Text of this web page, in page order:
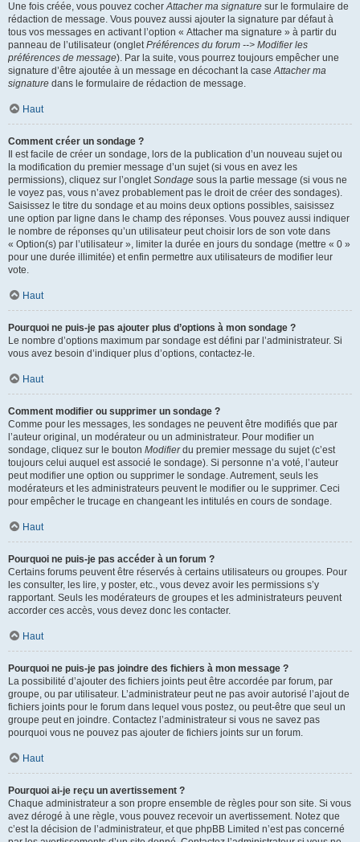
Une fois créée, vous pouvez cocherAttacher ma signature sur le formulaire de
rédaction de message. Vous pouvez aussi ajouter la signature par défaut à
tous vos messages en activant l’option « Attacher ma signature » à partir du
panneau de l’utilisateur (ongletPréférences du forum --> Modifier les
préférences de message). Par la suite, vous pourrez toujours empêcher une
signature d’être ajoutée à un message en décochant la caseAttacher ma
signature dans le formulaire de rédaction de message.
Haut
Comment créer un sondage ?
Il est facile de créer un sondage, lors de la publication d’un nouveau sujet ou
la modification du premier message d’un sujet (si vous en avez les
permissions), cliquez sur l’ongletSondage sous la partie message (si vous ne
le voyez pas, vous n’avez probablement pas le droit de créer des sondages).
Saisissez le titre du sondage et au moins deux options possibles, saisissez
une option par ligne dans le champ des réponses. Vous pouvez aussi indiquer
le nombre de réponses qu’un utilisateur peut choisir lors de son vote dans
« Option(s) par l’utilisateur », limiter la durée en jours du sondage (mettre « 0 »
pour une durée illimitée) et enfin permettre aux utilisateurs de modifier leur
vote.
Haut
Pourquoi ne puis-je pas ajouter plus d’options à mon sondage ?
Le nombre d’options maximum par sondage est défini par l’administrateur. Si
vous avez besoin d’indiquer plus d’options, contactez-le.
Haut
Comment modifier ou supprimer un sondage ?
Comme pour les messages, les sondages ne peuvent être modifiés que par
l’auteur original, un modérateur ou un administrateur. Pour modifier un
sondage, cliquez sur le bouton Modifierdu premier message du sujet (c’est
toujours celui auquel est associé le sondage). Si personne n’a voté, l’auteur
peut modifier une option ou supprimer le sondage. Autrement, seuls les
modérateurs et les administrateurs peuvent le modifier ou le supprimer. Ceci
pour empêcher le trucage en changeant les intitulés en cours de sondage.
Haut
Pourquoi ne puis-je pas accéder à un forum ?
Certains forums peuvent être réservés à certains utilisateurs ou groupes. Pour
les consulter, les lire, y poster, etc., vous devez avoir les permissions s’y
rapportant. Seuls les modérateurs de groupes et les administrateurs peuvent
accorder ces accès, vous devez donc les contacter.
Haut
Pourquoi ne puis-je pas joindre des fichiers à mon message ?
La possibilité d’ajouter des fichiers joints peut être accordée par forum, par
groupe, ou par utilisateur. L’administrateur peut ne pas avoir autorisé l’ajout de
fichiers joints pour le forum dans lequel vous postez, ou peut-être que seul un
groupe peut en joindre. Contactez l’administrateur si vous ne savez pas
pourquoi vous ne pouvez pas ajouter de fichiers joints sur un forum.
Haut
Pourquoi ai-je reçu un avertissement ?
Chaque administrateur a son propre ensemble de règles pour son site. Si vous
avez dérogé à une règle, vous pouvez recevoir un avertissement. Notez que
c’est la décision de l’administrateur, et que phpBB Limited n’est pas concerné